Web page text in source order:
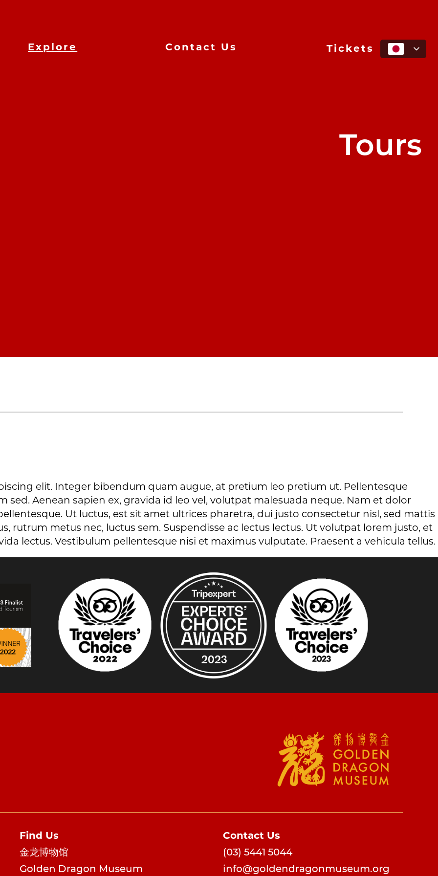
Explore Contact Us Tickets
Tours
elit. Integer bibendum quam augue, at pretium leo pretium ut. Pellentesque
sed. Aenean sapien ex, gravida id leo vel, volutpat malesuada neque. Nam et dolor
Ut luctus, est sit amet ultrices pharetra, dui justo consectetur nisl, sed mattis
rutrum metus nec, luctus sem. Suspendisse ac lectus lectus. Ut volutpat lorem justo, et
lectus. Vestibulum pellentesque nisi et maximus vulputate. Praesent a vehicula tellus.
Find Us
金龙博物馆
Golden Dragon Museum
Contact Us
(03) 5441 5044
info@goldendragonmuseum.org